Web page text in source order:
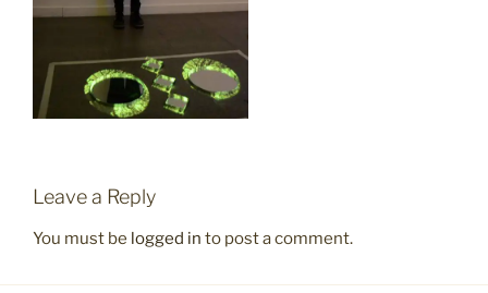
Leave a Reply
You must be logged in to post a comment.